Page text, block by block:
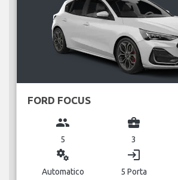
FORD FOCUS
group
5
business_center
3
miscellaneous_services
Automatico
login
5 Porta